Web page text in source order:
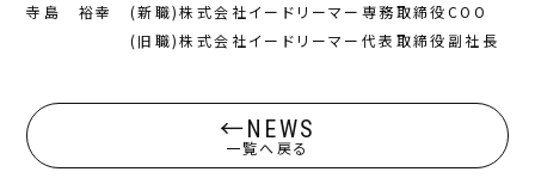
寺島 裕幸 (新職)株式会社イードリーマー専務取締役COO
(旧職)株式会社イードリーマー代表取締役副社長
NEWS
一覧へ戻る